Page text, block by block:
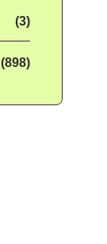
(3)
(898)